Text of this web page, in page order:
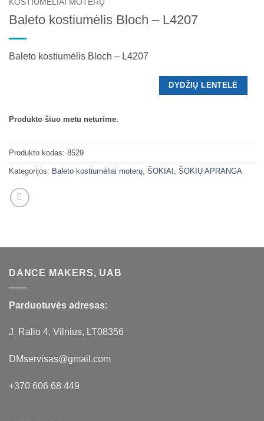
KOSTIUMĖLIAI MOTERŲ
Baleto kostiumėlis Bloch – L4207
Baleto kostiumėlis Bloch – L4207
DYDŽIŲ LENTELĖ
Produkto šiuo metu neturime.
Produkto kodas: 8529
Kategorijos: Baleto kostiumėliai moterų, ŠOKIAI , ŠOKIŲ APRANGA
DANCE MAKERS, UAB
Parduotuvės adresas:
J. Ralio 4, Vilnius, LT08356
DMservisas@gmail.com
+370 606 68 449